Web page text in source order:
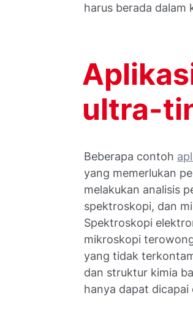
harus berada dalam
ultra-
Beberapa contoh
yang memerlukan
melakukan analisis
spektroskopi, dan
Spektroskopi
mikroskopi
yang tidak
dan struktur kimia
hanya dapat